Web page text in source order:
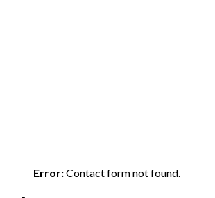
Error:Contact form not found.